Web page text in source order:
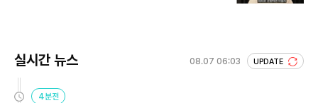
실시간 뉴스 08.07 06:03 UPDATE
4분전